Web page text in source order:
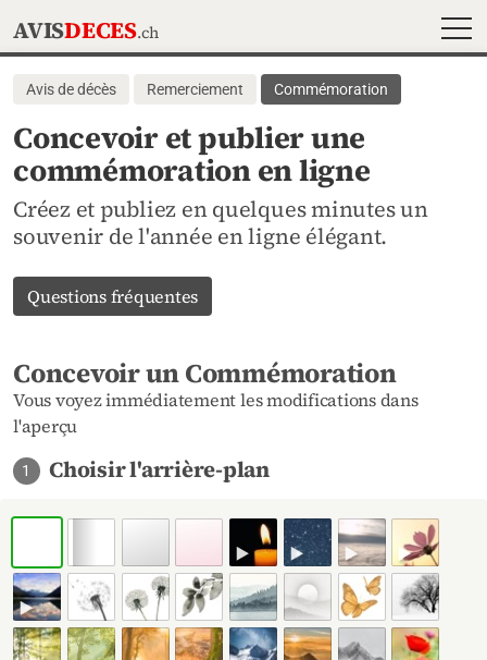
AVISDECES.ch
Avis de décès Remerciement Commémoration
Concevoir et publier une
commémoration en ligne
Créez et publiez en quelques minutes un
souvenir de l'année en ligne élégant.
Questions fréquentes
Concevoir un Commémoration
Vous voyez immédiatement les modifications dans
l'aperçu
1 Choisir l'arrière-plan
Blanc Bande grise
Gris Rose